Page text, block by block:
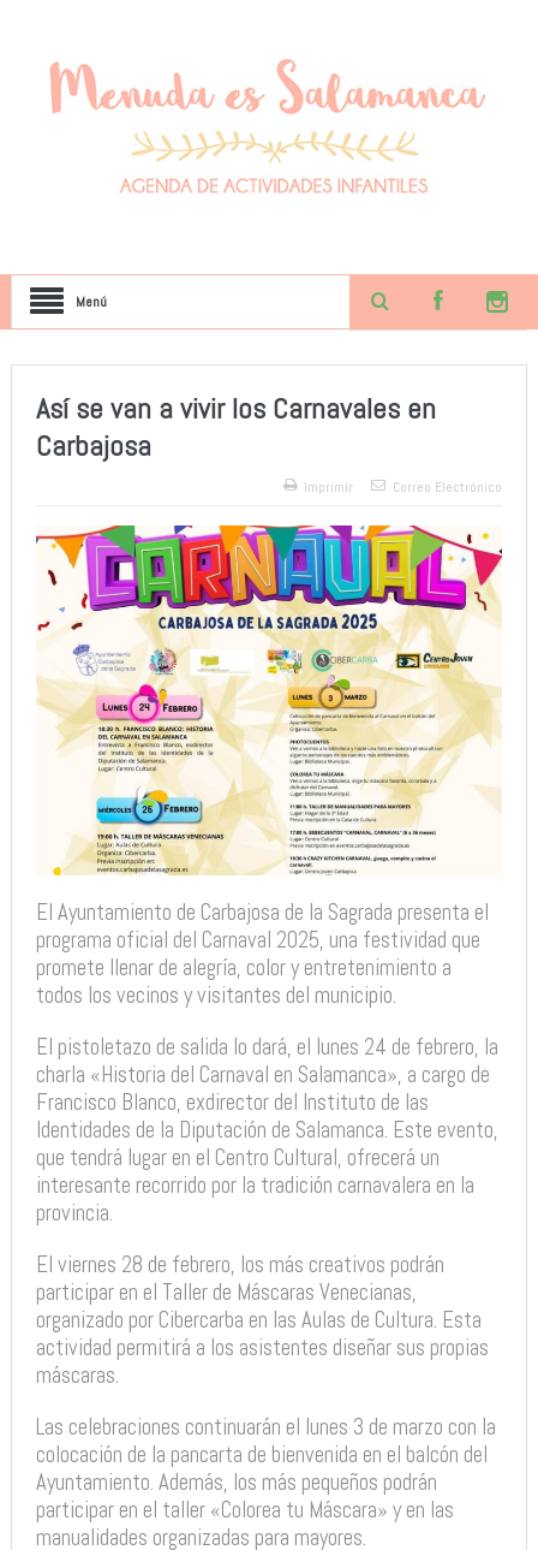
Menú
Así se van a vivir los Carnavales en
Carbajosa
Imprimir Correo Electrónico
El Ayuntamiento de Carbajosa de la Sagrada presenta el
programa oficial del Carnaval 2025, una festividad que
promete llenar de alegría, color y entretenimiento a
todos los vecinos y visitantes del municipio.
El pistoletazo de salida lo dará, el lunes 24 de febrero, la
charla «Historia del Carnaval en Salamanca», a cargo de
Francisco Blanco, exdirector del Instituto de las
Identidades de la Diputación de Salamanca. Este evento,
que tendrá lugar en el Centro Cultural, ofrecerá un
interesante recorrido por la tradición carnavalera en la
provincia.
El viernes 28 de febrero, los más creativos podrán
participar en el Taller de Máscaras Venecianas,
organizado por Cibercarba en las Aulas de Cultura. Esta
actividad permitirá a los asistentes diseñar sus propias
máscaras.
Las celebraciones continuarán el lunes 3 de marzo con la
colocación de la pancarta de bienvenida en el balcón del
Ayuntamiento. Además, los más pequeños podrán
participar en el taller «Colorea tu Máscara» y en las
manualidades organizadas para mayores.